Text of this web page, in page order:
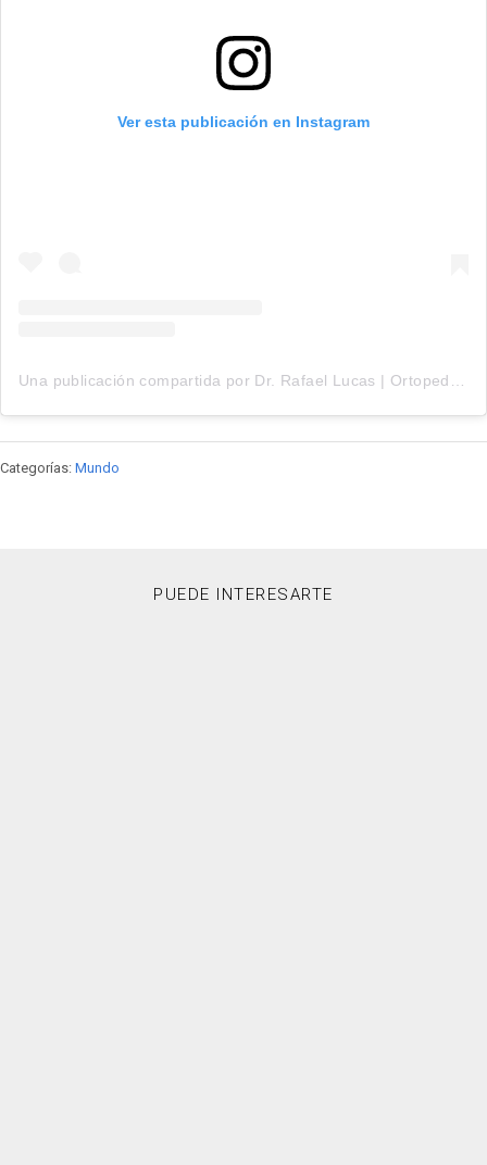
Ver esta publicación en Instagram
Una publicación compartida por Dr. Rafael Lucas | Ortopedista (@dr.rafaellucasdope)
Categorías: Mundo
PUEDE INTERESARTE